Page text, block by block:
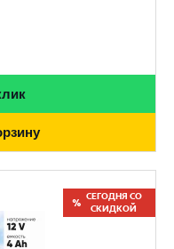
СЕГОДНЯ СО
СКИДКОЙ